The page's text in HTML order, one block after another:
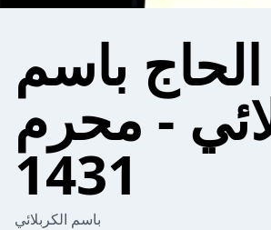
الحاج باسم
- محرم
1431
باسم الكربلائي